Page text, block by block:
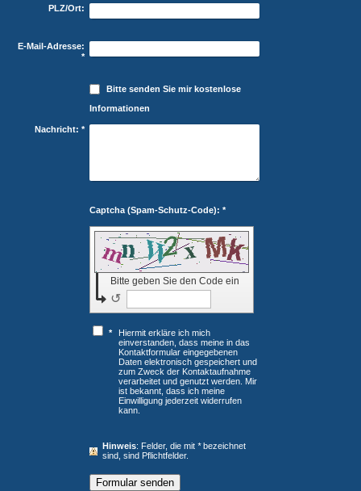
PLZ/Ort:
E-Mail-Adresse:
*
Bitte senden Sie mir kostenlose
Informationen
Nachricht: *
Captcha (Spam-Schutz-Code): *
Bitte geben Sie den Code ein
↺
*
Hiermit erkläre ich mich
einverstanden, dass meine in das
Kontaktformular eingegebenen
Daten elektronisch gespeichert und
zum Zweck der Kontaktaufnahme
verarbeitet und genutzt werden. Mir
ist bekannt, dass ich meine
Einwilligung jederzeit widerrufen
kann.
Hinweis : Felder, die mit*bezeichnet
sind, sind Pflichtfelder.